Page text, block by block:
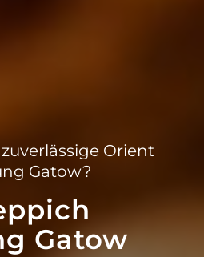
Orient
Gatow?
Gatow